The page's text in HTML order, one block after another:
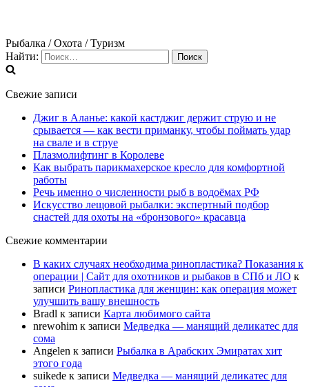
Рыбалка / Охота / Туризм
Найти:
Свежие записи
Джиг в Аланье: какой кастджиг держит струю и не
срывается — как вести приманку, чтобы поймать удар
на свале и в струе
Плазмолифтинг в Королеве
Как выбрать парикмахерское кресло для комфортной
работы
Речь именно о численности рыб в водоёмах РФ
Искусство лещовой рыбалки: экспертный подбор
снастей для охоты на «бронзового» красавца
Свежие комментарии
В каких случаях необходима ринопластика? Показания к
операции | Сайт для охотников и рыбаков в СПб и ЛО к
записи Ринопластика для женщин: как операция может
улучшить вашу внешность
Bradl к записи Карта любимого сайта
nrewohim к записи Медведка — манящий деликатес для
сома
Angelen к записи Рыбалка в Арабских Эмиратах хит
этого года
suikede к записи Медведка — манящий деликатес для